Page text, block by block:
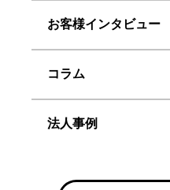
お客様インタビュー
コラム
法人事例